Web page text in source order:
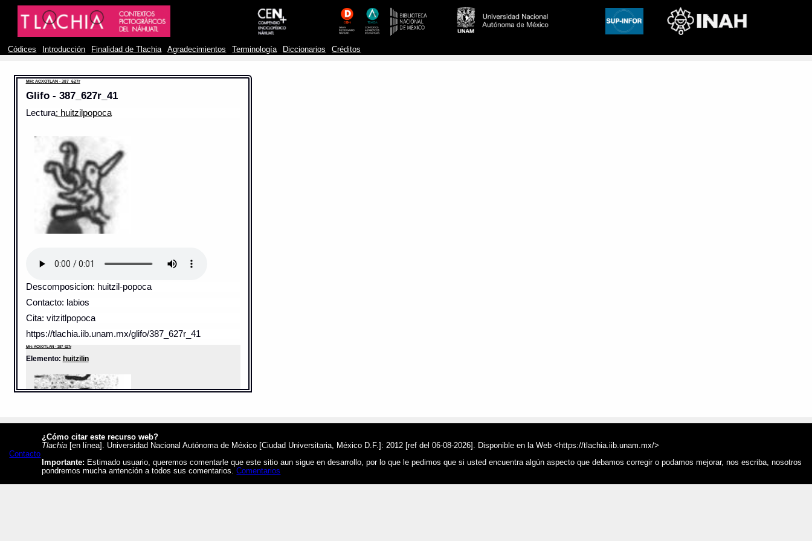
Códices Introducción Finalidad de Tlachia Agradecimientos Terminología Diccionarios Créditos
MH: ACXOTLAN - 387_627r
Glifo - 387_627r_41
Lectura: huitzilpopoca
Descomposicion: huitzil-popoca
Contacto: labios
Cita: vitzitlpopoca
https://tlachia.iib.unam.mx/glifo/387_627r_41
MH: ACXOTLAN - 387_627r
Elemento: huitzilin
Contacto
¿Cómo citar este recurso web?
Tlachia [en línea]. Universidad Nacional Autónoma de México [Ciudad Universitaria, México D.F.]: 2012 [ref del 06-08-2026]. Disponible en la Web <https://tlachia.iib.unam.mx/>
Importante: Estimado usuario, queremos comentarle que este sitio aun sigue en desarrollo, por lo que le pedimos que si usted encuentra algún aspecto que debamos corregir o podamos mejorar, nos escriba, nosotros
pondremos mucha antención a todos sus comentarios.Comentarios